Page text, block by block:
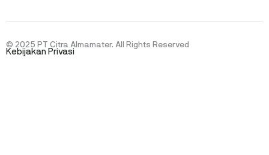
© 2025 PT Citra Almamater. All Rights Reserved
Kebijakan Privasi